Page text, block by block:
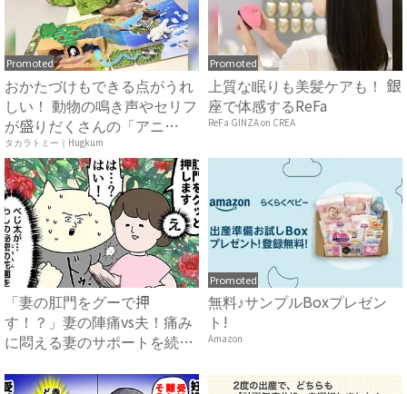
Promoted
おかたづけもできる点がうれ
しい！ 動物の鳴き声やセリフ
が盛りだくさんの「アニ
ア ...
タカラトミー｜Hugkum
Promoted
上質な眠りも美髪ケアも！ 銀
座で体感するReFa
ReFa GINZA on CREA
「妻の肛門をグーで押
す！？」妻の陣痛vs夫！痛み
に悶える妻のサポートを続け
Promoted
無料♪サンプルBoxプレゼン
ト!
Amazon